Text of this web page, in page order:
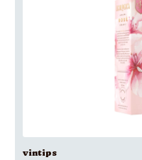
vintips